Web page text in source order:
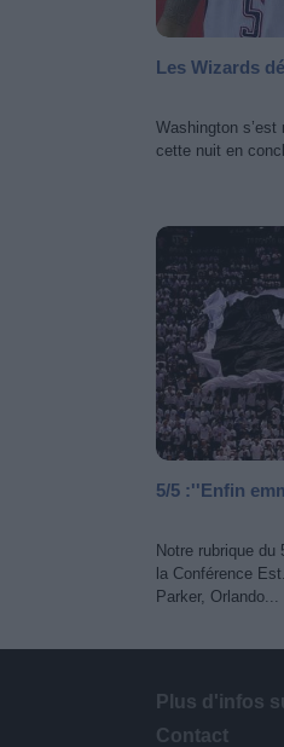
Les Wizards
Washington
cette nuit en
5/5 :''Enfin
Notre rubrique
la Conférence
Parker, Orlando...
Plus d'infos
Contact